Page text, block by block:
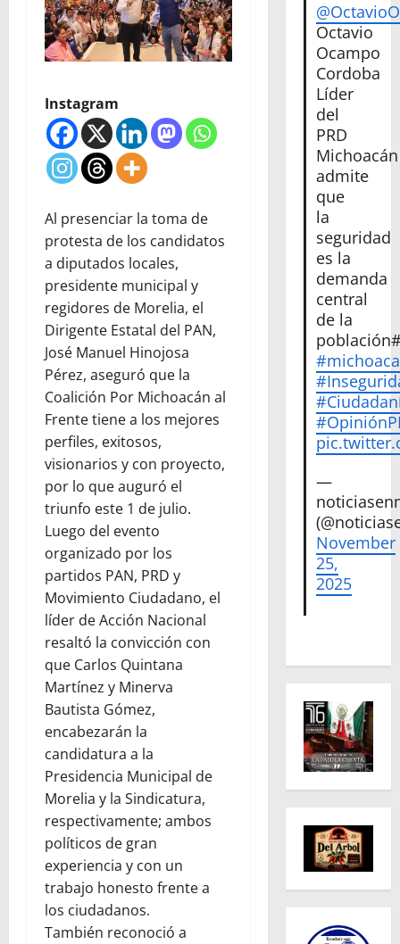
Instagram
Al presenciar la toma de
protesta de los candidatos
a diputados locales,
presidente municipal y
regidores de Morelia, el
Dirigente Estatal del PAN,
José Manuel Hinojosa
Pérez, aseguró que la
Coalición Por Michoacán al
Frente tiene a los mejores
perfiles, exitosos,
visionarios y con proyecto,
por lo que auguró el
triunfo este 1 de julio.
Luego del evento
organizado por los
partidos PAN, PRD y
Movimiento Ciudadano, el
líder de Acción Nacional
resaltó la convicción con
que Carlos Quintana
Martínez y Minerva
Bautista Gómez,
encabezarán la
candidatura a la
Presidencia Municipal de
Morelia y la Sindicatura,
respectivamente; ambos
políticos de gran
experiencia y con un
trabajo honesto frente a
los ciudadanos.
También reconoció a
Octavio
Ocampo
Cordoba
Líder
del
PRD
Michoacán
admite
que
la
seguridad
es la
demanda
central
de la
—
November
25,
2025